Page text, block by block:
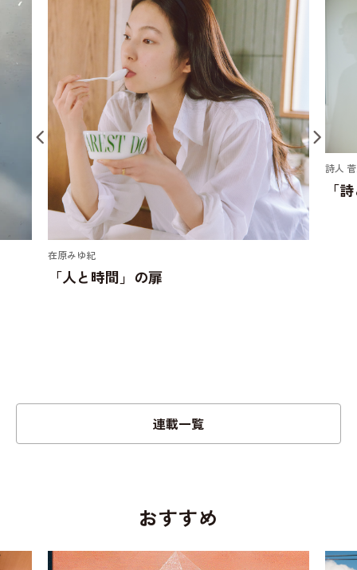
在原みゆ紀
「人と時間」の扉
詩人
「
連載一覧
おすすめ